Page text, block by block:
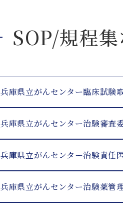
SOP/規程
兵庫県立がんセンター臨床試験
兵庫県立がんセンター治験審査
兵庫県立がんセンター治験責任
兵庫県立がんセンター治験薬管